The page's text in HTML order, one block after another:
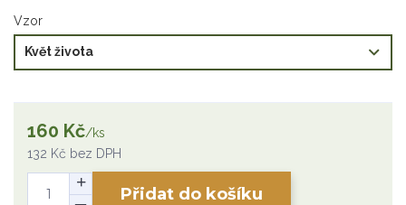
Vzor
160 Kč/ks
132 Kč bez DPH
Přidat do košíku